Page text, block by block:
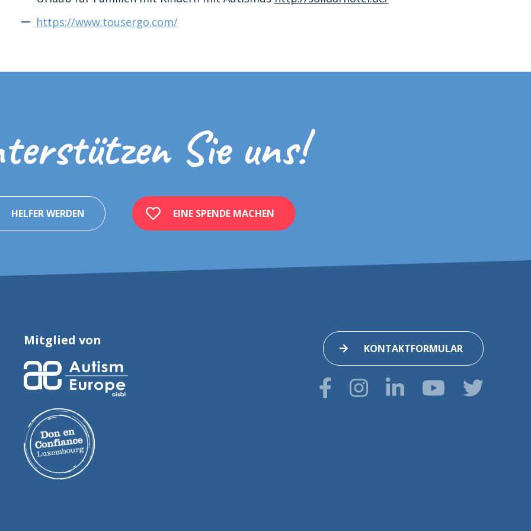
https://www.tousergo.com/
Sie uns!
HELFER WERDEN EINE SPENDE MACHEN
Mitglied von
KONTAKTFORMULAR